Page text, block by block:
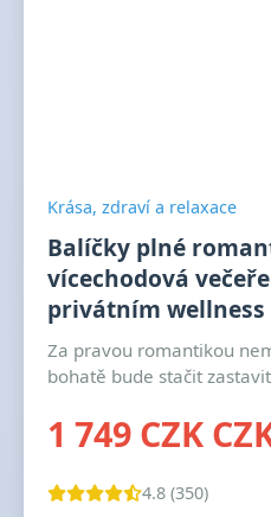
Krása, zdraví a relaxace
Balíčky plné
vícechodová
privátním wellness
Za pravou romantikou
bohatě bude stačit
1 749 CZK
4.8 (350)